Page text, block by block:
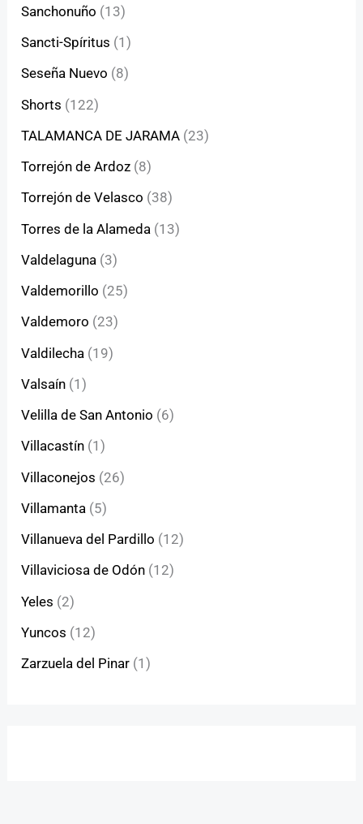
Sanchonuño (13)
Sancti-Spíritus (1)
Seseña Nuevo (8)
Shorts (122)
TALAMANCA DE JARAMA (23)
Torrejón de Ardoz (8)
Torrejón de Velasco (38)
Torres de la Alameda (13)
Valdelaguna (3)
Valdemorillo (25)
Valdemoro (23)
Valdilecha (19)
Valsaín (1)
Velilla de San Antonio (6)
Villacastín (1)
Villaconejos (26)
Villamanta (5)
Villanueva del Pardillo (12)
Villaviciosa de Odón (12)
Yeles (2)
Yuncos (12)
Zarzuela del Pinar (1)